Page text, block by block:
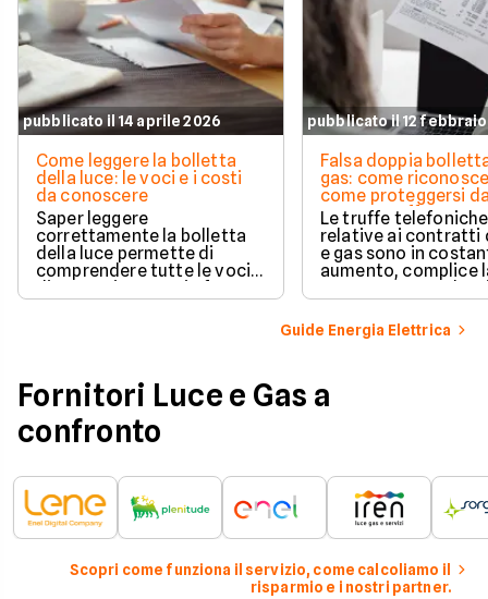
pubblicato il 14 aprile 2026
Come leggere la bolletta
della luce: le voci e i costi
da conoscere
Saper leggere
correttamente la bolletta
della luce permette di
comprendere tutte le voci
di spesa riportate in fattura.
Scopri come leggere la
ricezione) per i principali
operatori di energia.
pubblicato il 12
Falsa doppia
gas: come
come proteggersi
questa truffa
Le truffe telefoniche
relative ai contratti
e gas sono in
aumento, complice
crescente
delle normative e
offerte sul mercato.
Guide Energia Elettrica
Fornitori Luce e Gas a
confronto
Scopri come funziona il servizio, come calcoliamo il
risparmio e i nostri partner.